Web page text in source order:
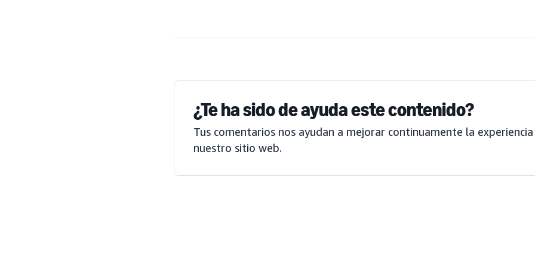
¿Te ha sido de ayuda este contenido?
Tus comentarios nos ayudan a mejorar continuamente la
nuestro sitio web.